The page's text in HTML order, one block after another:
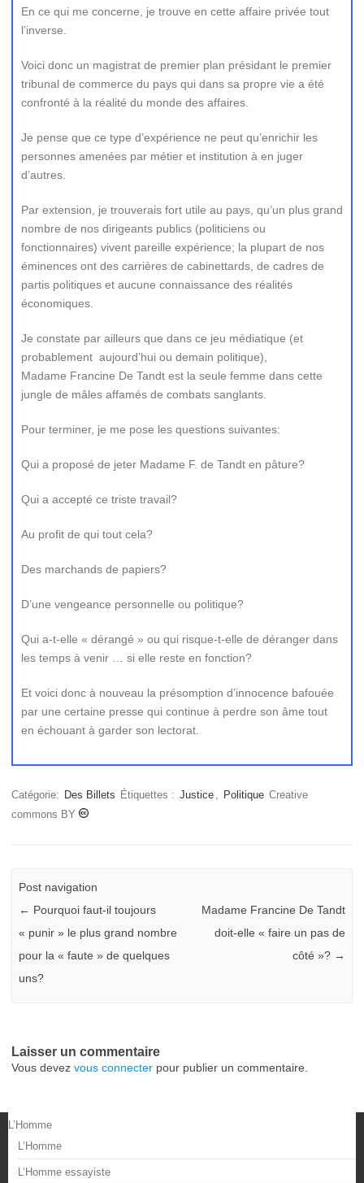
En ce qui me concerne, je trouve en cette affaire privée tout
l’inverse.
Voici donc un magistrat de premier plan présidant le premier
tribunal de commerce du pays qui dans sa propre vie a été
confronté à la réalité du monde des affaires.
Je pense que ce type d’expérience ne peut qu’enrichir les
personnes amenées par métier et institution à en juger
d’autres.
Par extension, je trouverais fort utile au pays, qu’un plus grand
nombre de nos dirigeants publics (politiciens ou
fonctionnaires) vivent pareille expérience; la plupart de nos
éminences ont des carrières de cabinettards, de cadres de
partis politiques et aucune connaissance des réalités
économiques.
Je constate par ailleurs que dans ce jeu médiatique (et
probablement aujourd’hui ou demain politique),
Madame Francine De Tandt est la seule femme dans cette
jungle de mâles affamés de combats sanglants.
Pour terminer, je me pose les questions suivantes:
Qui a proposé de jeter Madame F. de Tandt en pâture?
Qui a accepté ce triste travail?
Au profit de qui tout cela?
Des marchands de papiers?
D’une vengeance personnelle ou politique?
Qui a-t-elle « dérangé » ou qui risque-t-elle de déranger dans
les temps à venir … si elle reste en fonction?
Et voici donc à nouveau la présomption d’innocence bafouée
par une certaine presse qui continue à perdre son âme tout
en échouant à garder son lectorat.
Catégorie: Des Billets Étiquettes : Justice , Politique Creative
commons BY
Post navigation
← Pourquoi faut-il toujours
« punir » le plus grand nombre
pour la « faute » de quelques
uns?
Madame Francine De Tandt
doit-elle « faire un pas de
côté »? →
Laisser un commentaire
Vous devez vous connecter pour publier un commentaire.
L’Homme
L’Homme
L’Homme essayiste